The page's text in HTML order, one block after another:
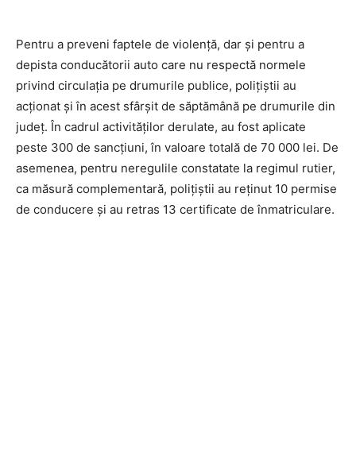
Pentru a preveni faptele de violență, dar și pentru a
depista conducătorii auto care nu respectă normele
privind circulația pe drumurile publice, polițiștii au
acționat și în acest sfârșit de săptămână pe drumurile din
județ. În cadrul activităților derulate, au fost aplicate
peste 300 de sancțiuni, în valoare totală de 70 000 lei. De
asemenea, pentru neregulile constatate la regimul rutier,
ca măsură complementară, polițiștii au reținut 10 permise
de conducere și au retras 13 certificate de înmatriculare.